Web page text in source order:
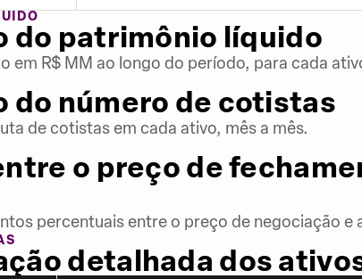
do patrimônio líquido
em R$ MM ao longo do período, para cada
do número de cotistas
de cotistas em cada ativo, mês a mês.
o preço de
percentuais entre o preço de negociação e
detalhada dos